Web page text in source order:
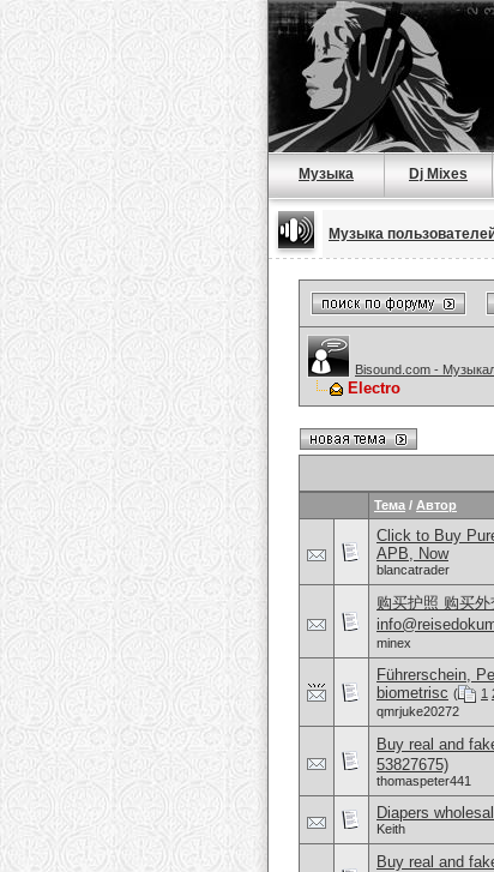
Музыка Dj Mixes
Музыка
Bisound.com -
Electro
Тема / Автор
Click to Buy
APB, Now
blancatrader
购买护照 购买
minex
Führerschein,
biometrisc ( 1
qmrjuke20272
Buy real and
53827675)
thomaspeter441
Diapers
Keith
Buy real and